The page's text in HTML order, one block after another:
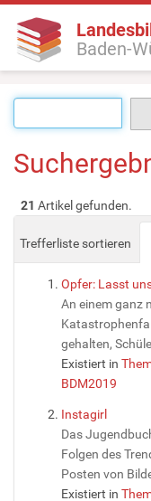
Baden-
21 Artikel gefunden.
Trefferliste sortieren
Opfer: Lasst
An einem ganz
gehalten,
Existiert in
BDM2019
Instagirl
Das
Folgen des
Posten von
Existiert in